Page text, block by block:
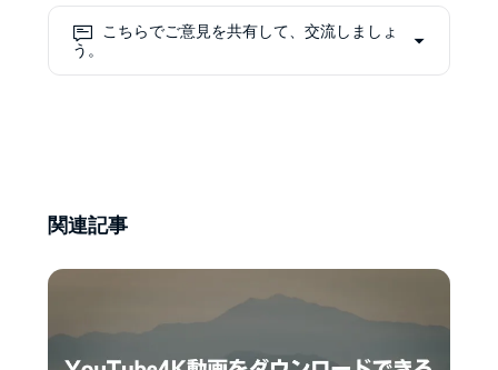
し、初心者のつまずきも先回りで
こちらでご意見を共有して、交流しましょ
う。
関連記事